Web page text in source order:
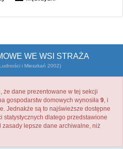
WE WSI STRAŻA
i Mieszkań 2002)
że dane prezentowane w tej sekcji
gospodarstw domowych wynosiła 9, i
Jednakże są to najświeższe dostępne
statystycznych dlatego przedstawione
zasady lepsze dane archiwalne, niż